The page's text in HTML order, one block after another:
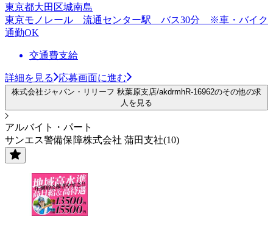
東京都大田区城南島
東京モノレール 流通センター駅 バス30分 ※車・バイク
通勤OK
交通費支給
詳細を見る 応募画面に進む
株式会社ジャパン・リリーフ 秋葉原支店/akdrmhR-16962のその他の求
人を見る
アルバイト・パート
サンエス警備保障株式会社 蒲田支社(10)